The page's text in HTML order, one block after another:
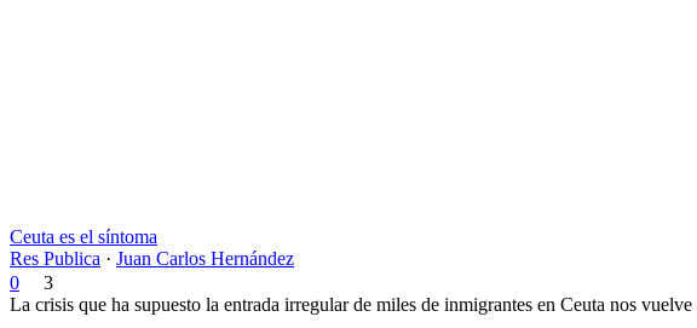
Ceuta es el síntoma
Res Publica · Juan Carlos Hernández
0
3
La crisis que ha supuesto la entrada irregular de miles de inmigrantes en Ceuta nos vuelve